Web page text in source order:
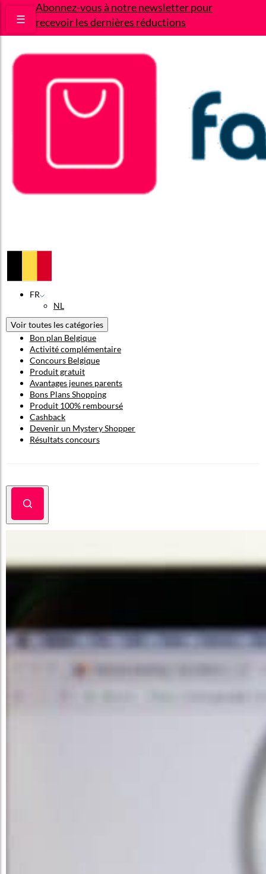
Abonnez-vous à notre newsletter pour
recevoir les dernières réductions
☰
FR
NL
Voir toutes les catégories
Bon plan Belgique
Activité complémentaire
Concours Belgique
Produit gratuit
Avantages jeunes parents
Bons Plans Shopping
Produit 100% remboursé
Cashback
Devenir un Mystery Shopper
Résultats concours